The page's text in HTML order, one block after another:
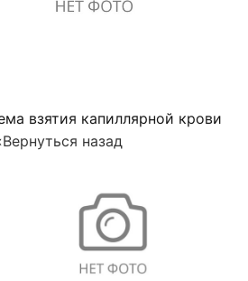
взятия капиллярной крови
Вернуться назад